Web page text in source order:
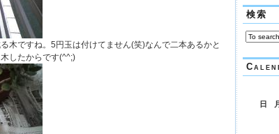
木ですね。5円玉は付けてません(笑)なんで二本あるかと
したからです(^^;)
検索
日